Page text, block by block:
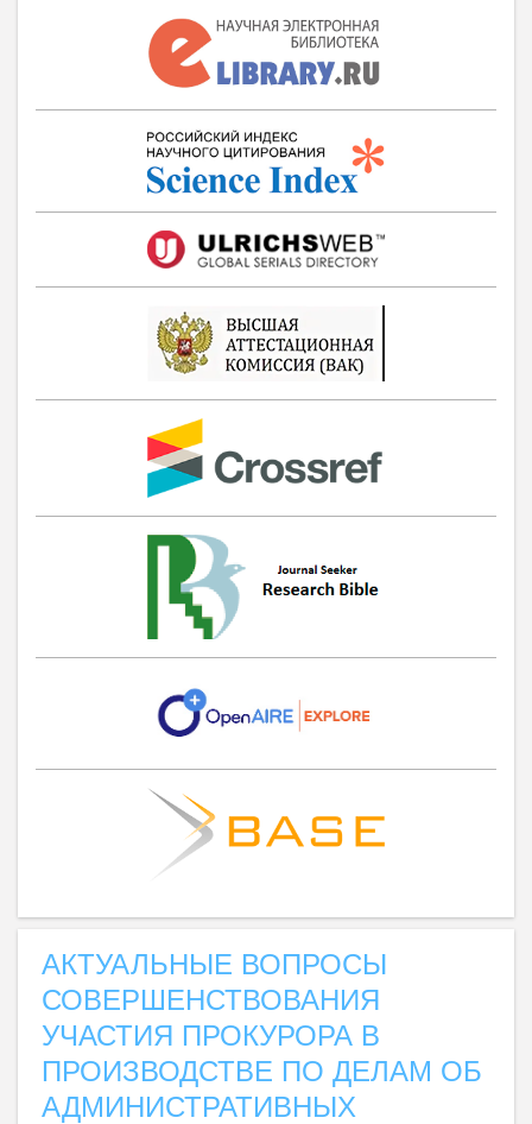
АКТУАЛЬНЫЕ ВОПРОСЫ
СОВЕРШЕНСТВОВАНИЯ
УЧАСТИЯ ПРОКУРОРА В
ПРОИЗВОДСТВЕ ПО ДЕЛАМ ОБ
АДМИНИСТРАТИВНЫХ